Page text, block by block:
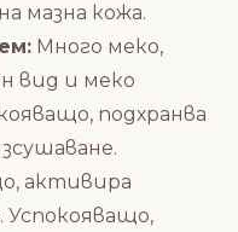
мазна кожа.
Много меко,
вид и меко
подхранва
активира
Успокояващо,